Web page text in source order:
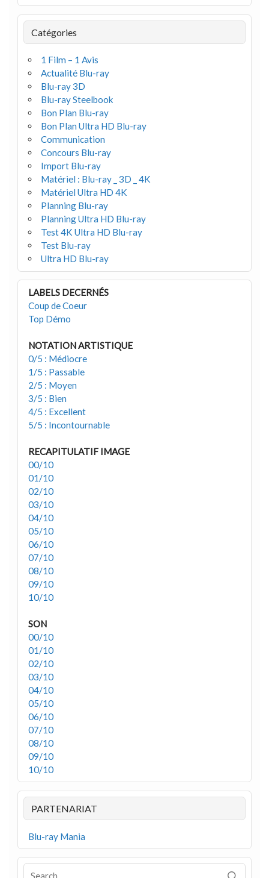
Catégories
1 Film – 1 Avis
Actualité Blu-ray
Blu-ray 3D
Blu-ray Steelbook
Bon Plan Blu-ray
Bon Plan Ultra HD Blu-ray
Communication
Concours Blu-ray
Import Blu-ray
Matériel : Blu-ray _ 3D _ 4K
Matériel Ultra HD 4K
Planning Blu-ray
Planning Ultra HD Blu-ray
Test 4K Ultra HD Blu-ray
Test Blu-ray
Ultra HD Blu-ray
LABELS DECERNÉS
Coup de Coeur
Top Démo
NOTATION ARTISTIQUE
0/5 : Médiocre
1/5 : Passable
2/5 : Moyen
3/5 : Bien
4/5 : Excellent
5/5 : Incontournable
RECAPITULATIF IMAGE
00/10
01/10
02/10
03/10
04/10
05/10
06/10
07/10
08/10
09/10
10/10
SON
00/10
01/10
02/10
03/10
04/10
05/10
06/10
07/10
08/10
09/10
10/10
PARTENARIAT
Blu-ray Mania